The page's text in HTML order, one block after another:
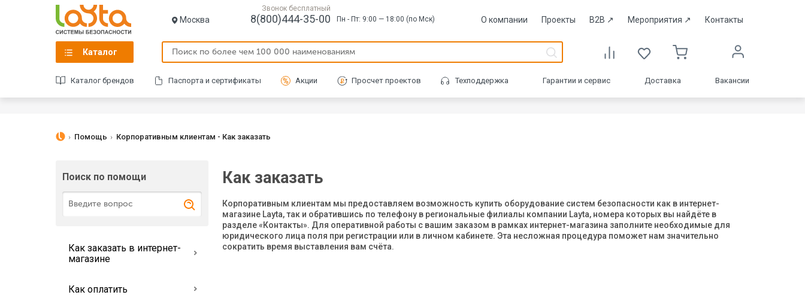
Москва
Звонок бесплатный
8(800)444-35-00 Пн - Пт: 9:00 — 18:00 (по Мск) О компании Проекты B2B ↗ Мероприятия ↗ Контакты
Каталог
Каталог брендов Паспорта и сертификаты Акции Просчет проектов Техподдержка Гарантии и сервис Доставка Вакансии
Помощь Корпоративным клиентам - Как заказать
Как заказать
Корпоративным клиентам мы предоставляем возможность купить оборудование систем безопасности как в интернет-
магазине Layta, так и обратившись по телефону в региональные филиалы компании Layta, номера которых вы найдёте в
разделе «Контакты». Для оперативной работы с вашим заказом в рамках интернет-магазина заполните необходимые для
юридического лица поля при регистрации или в личном кабинете. Эта несложная процедура поможет нам значительно
сократить время выставления вам счёта.
Поиск по помощи
Как заказать в интернет-
магазине
Как оплатить